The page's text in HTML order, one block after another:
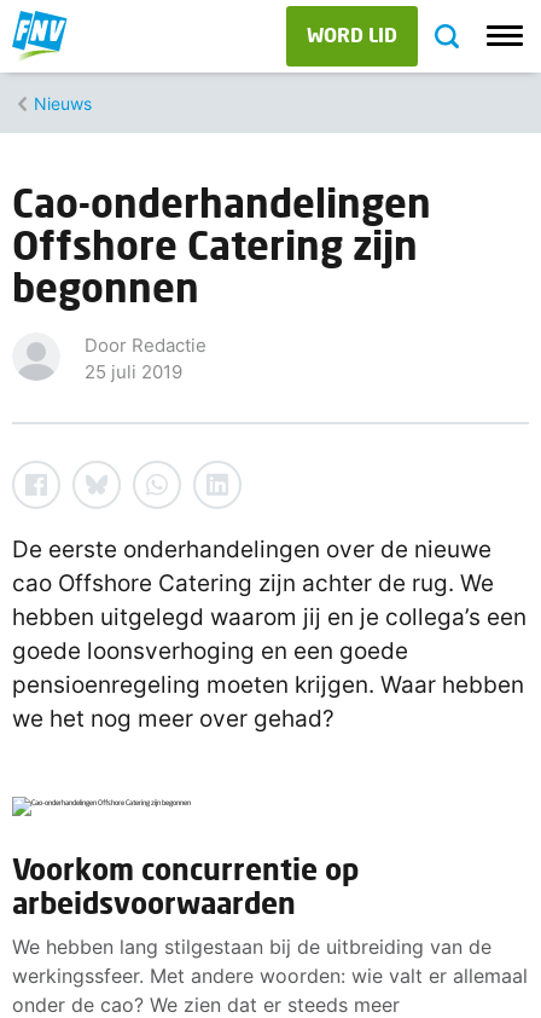
WORD LID
Nieuws
Cao-onderhandelingen
Offshore Catering zijn
begonnen
Door Redactie
25 juli 2019
De eerste onderhandelingen over de nieuwe
cao Offshore Catering zijn achter de rug. We
hebben uitgelegd waarom jij en je collega’s een
goede loonsverhoging en een goede
pensioenregeling moeten krijgen. Waar hebben
we het nog meer over gehad?
Voorkom concurrentie op
arbeidsvoorwaarden
We hebben lang stilgestaan bij de uitbreiding van de
werkingssfeer. Met andere woorden: wie valt er allemaal
onder de cao? We zien dat er steeds meer